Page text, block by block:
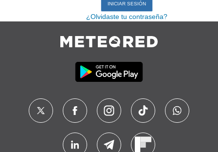
¿Olvidaste tu contraseña?